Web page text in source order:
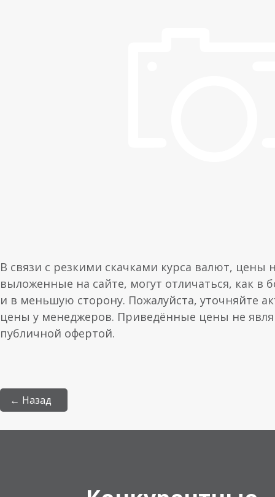
В связи с резкими скачками курса валют, цены
выложенные на сайте, могут отличаться, как в
и в меньшую сторону. Пожалуйста, уточняйте
цены у менеджеров. Приведённые цены не
публичной офертой.
← Назад